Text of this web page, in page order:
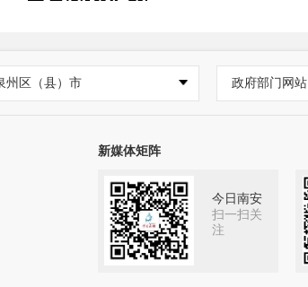
州区（县）市 政府部门网站
新媒体矩阵
今日南安
扫一扫关
注